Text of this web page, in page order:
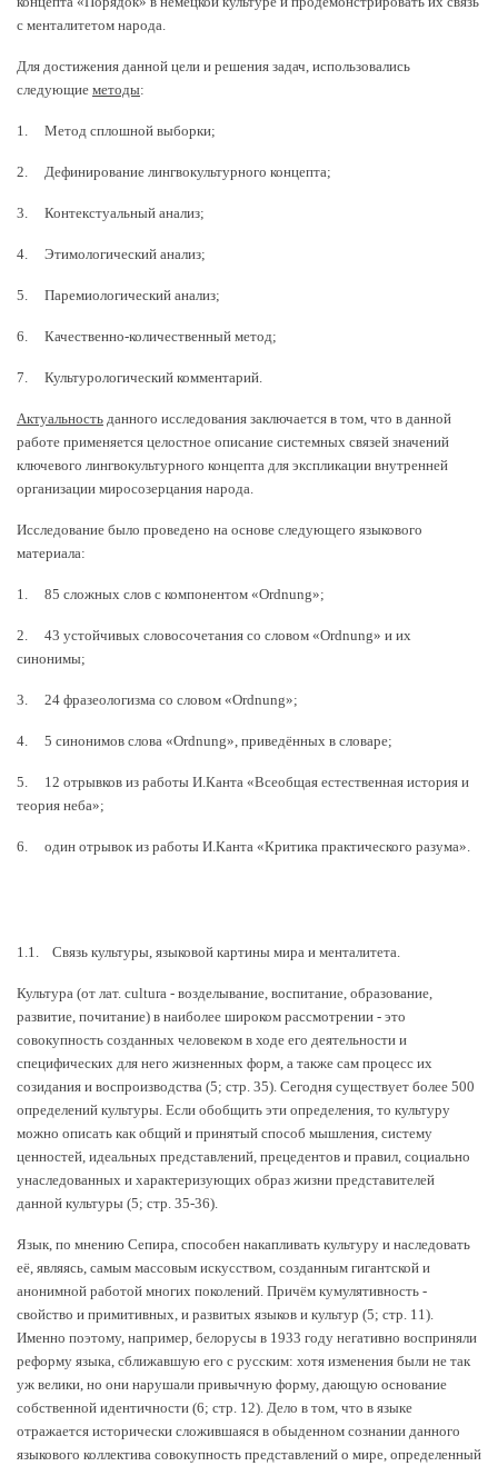
с менталитетом народа.
Для достижения данной цели и решения задач, использовались
следующие методы:
1. Метод сплошной выборки;
2. Дефинирование лингвокультурного концепта;
3. Контекстуальный анализ;
4. Этимологический анализ;
5. Паремиологический анализ;
6. Качественно-количественный метод;
7. Культурологический комментарий.
Актуальность данного исследования заключается в том, что в данной
работе применяется целостное описание системных связей значений
ключевого лингвокультурного концепта для экспликации внутренней
организации миросозерцания народа.
Исследование было проведено на основе следующего языкового
материала:
1. 85 сложных слов с компонентом «Ordnung»;
2. 43 устойчивых словосочетания со словом «Ordnung» и их
синонимы;
3. 24 фразеологизма со словом «Ordnung»;
4. 5 синонимов слова «Ordnung», приведённых в словаре;
5. 12 отрывков из работы И.Канта «Всеобщая естественная история и
теория неба»;
6. один отрывок из работы И.Канта «Критика практического разума».
1.1. Связь культуры, языковой картины мира и менталитета.
Культура (от лат. cultura - возделывание, воспитание, образование,
развитие, почитание) в наиболее широком рассмотрении - это
совокупность созданных человеком в ходе его деятельности и
специфических для него жизненных форм, а также сам процесс их
созидания и воспроизводства (5; стр. 35). Сегодня существует более 500
определений культуры. Если обобщить эти определения, то культуру
можно описать как общий и принятый способ мышления, систему
ценностей, идеальных представлений, прецедентов и правил, социально
унаследованных и характеризующих образ жизни представителей
данной культуры (5; стр. 35-36).
Язык, по мнению Сепира, способен накапливать культуру и наследовать
её, являясь, самым массовым искусством, созданным гигантской и
анонимной работой многих поколений. Причём кумулятивность -
свойство и примитивных, и развитых языков и культур (5; стр. 11).
Именно поэтому, например, белорусы в 1933 году негативно восприняли
реформу языка, сближавшую его с русским: хотя изменения были не так
уж велики, но они нарушали привычную форму, дающую основание
собственной идентичности (6; стр. 12). Дело в том, что в языке
отражается исторически сложившаяся в обыденном сознании данного
языкового коллектива совокупность представлений о мире, определенный